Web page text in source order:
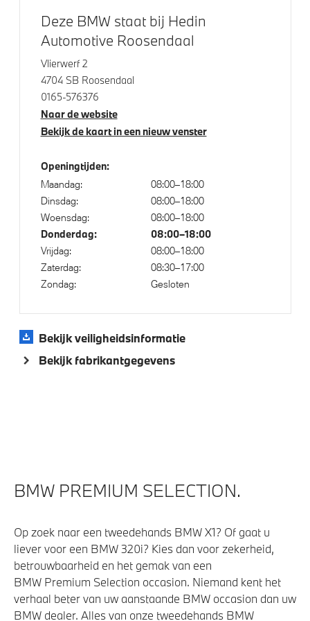
Steptronic transmissie met schakelpaddles aan het
stuurwiel
xDrive - Vierwielaandrijving
Flexible Fast Charger 2.0 (Mode 2)
Veiligheid
Elektronisch Stabiliteits Programma
Isofix bevestiging passagierstoel voor
Akoestische waarschuwing voor voetgangers
Airbag bestuurder
Actieve Voetgangersbescherming
Deze BMW staat bij Hedin
Automotive Roosendaal
Vlierwerf 2
4704 SB Roosendaal
0165-576376
Naar de website
Bekijk de kaart in een nieuw venster
Openingtijden:
Maandag:
08:00–18:00
Dinsdag:
08:00–18:00
Woensdag:
08:00–18:00
Donderdag: 08:00–18:00
Vrijdag:
08:00–18:00
Zaterdag:
08:30–17:00
Zondag:
Gesloten
Bekijk veiligheidsinformatie
Bekijk fabrikantgegevens
BMW PREMIUM SELECTION.
Op zoek naar een tweedehands BMW X1? Of gaat u
liever voor een BMW 320i? Kies dan voor zekerheid,
betrouwbaarheid en het gemak van een
BMW Premium Selection occasion. Niemand kent het
verhaal beter van uw aanstaande BMW occasion dan uw
BMW dealer. Alles van onze tweedehands BMW